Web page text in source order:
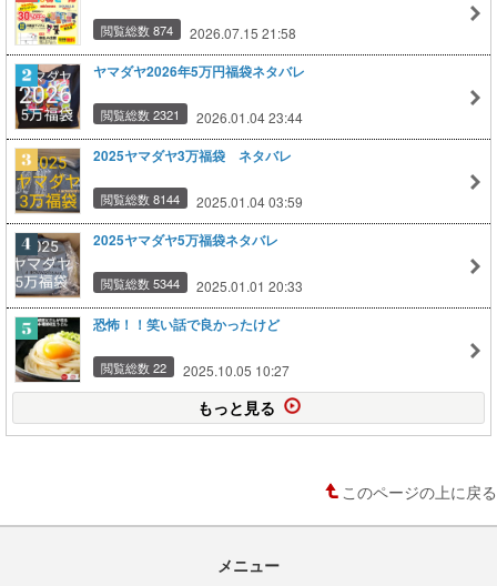
閲覧総数 874 2026.07.15 21:58
ヤマダヤ2026年5万円福袋ネタバレ
閲覧総数 2321 2026.01.04 23:44
2025ヤマダヤ3万福袋 ネタバレ
閲覧総数 8144 2025.01.04 03:59
2025ヤマダヤ5万福袋ネタバレ
閲覧総数 5344 2025.01.01 20:33
恐怖！！笑い話で良かったけど
閲覧総数 22 2025.10.05 10:27
もっと見る
このページの上に戻る
メニュー